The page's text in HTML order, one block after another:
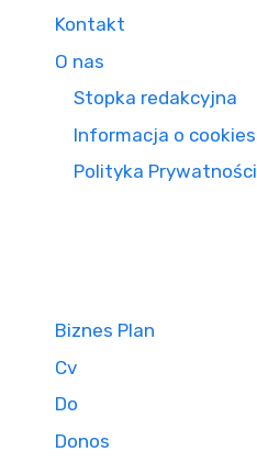
Kontakt
O nas
Stopka redakcyjna
Informacja o cookies
Polityka Prywatności
Biznes Plan
Cv
Do
Donos